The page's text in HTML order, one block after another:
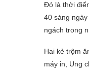
Đó là thời
40 sáng
ngách trong
Hai kẻ trộm
máy in, Ung